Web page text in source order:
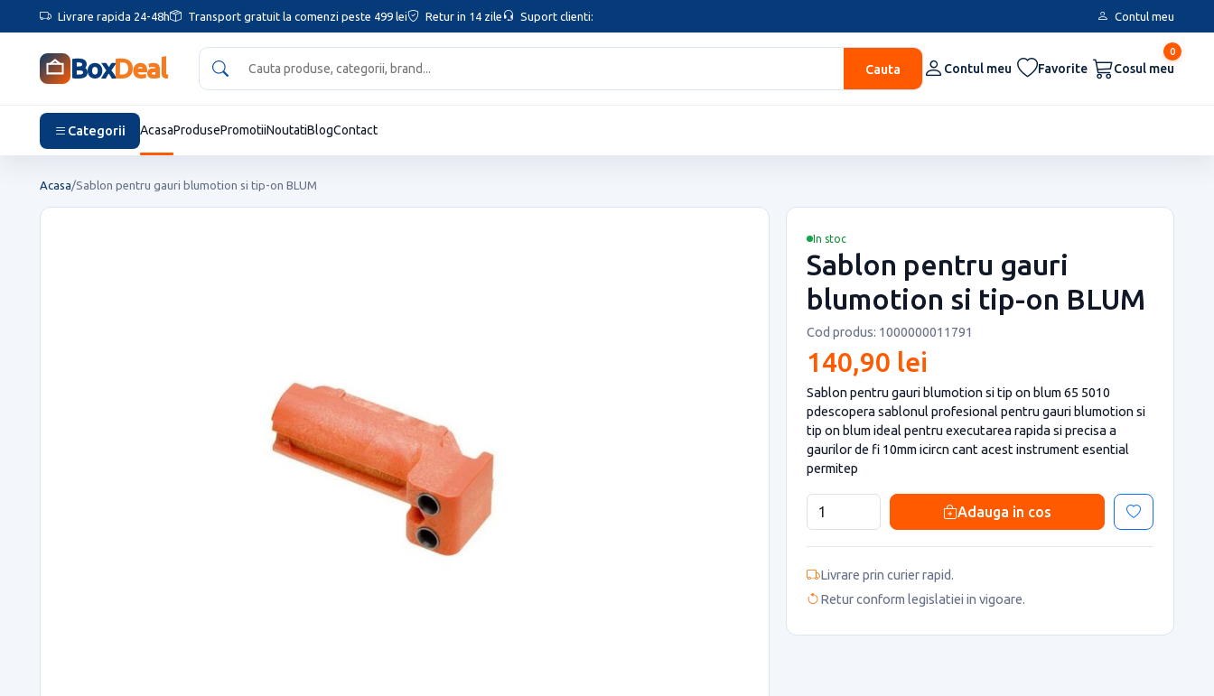
Livrare rapida 24-48h Transport gratuit la comenzi peste 499 lei Retur in 14 zile Suport clienti: Contul meu
BoxDeal Cauta Contul meu Favorite
0
Cosul meu
Categorii AcasaProdusePromotiiNoutatiBlogContact
Acasa/Sablon pentru gauri blumotion si tip-on BLUM
In stoc
Sablon pentru gauri
blumotion si tip-on BLUM
Cod produs: 1000000011791
140,90 lei
Sablon pentru gauri blumotion si tip on blum 65 5010
pdescopera sablonul profesional pentru gauri blumotion si
tip on blum ideal pentru executarea rapida si precisa a
gaurilor de fi 10mm icircn cant acest instrument esential
permitep
Adauga in cos
Livrare prin curier rapid.
Retur conform legislatiei in vigoare.